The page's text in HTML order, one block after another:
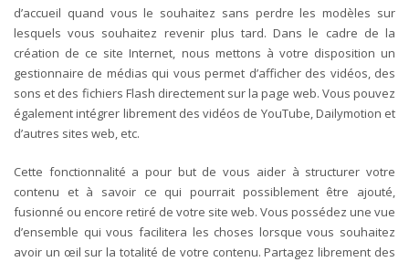
d’accueil quand vous le souhaitez sans perdre les modèles sur
lesquels vous souhaitez revenir plus tard.Dans le cadre de la
création de ce site Internet, nous mettons à votre disposition un
gestionnaire de médias qui vous permet d’afficher des vidéos, des
sons et des fichiers Flash directement sur la page web. Vous pouvez
également intégrer librement des vidéos de YouTube, Dailymotion et
d’autres sites web, etc.
Cette fonctionnalité a pour but de vous aider à structurer votre
contenu et à savoir ce qui pourrait possiblement être ajouté,
fusionné ou encore retiré de votre site web. Vous possédez une vue
d’ensemble qui vous facilitera les choses lorsque vous souhaitez
avoir un œil sur la totalité de votre contenu.Partagez librement des